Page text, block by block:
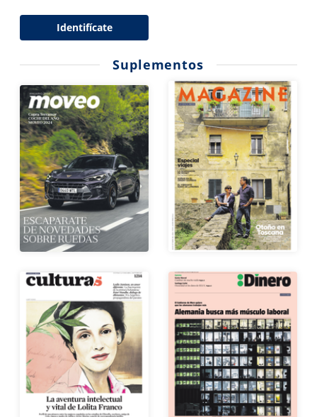
Identifícate
Suplementos